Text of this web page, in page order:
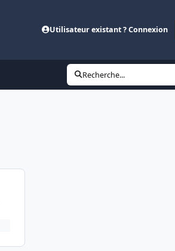
Utilisateur existant ? Connexion
Recherche...